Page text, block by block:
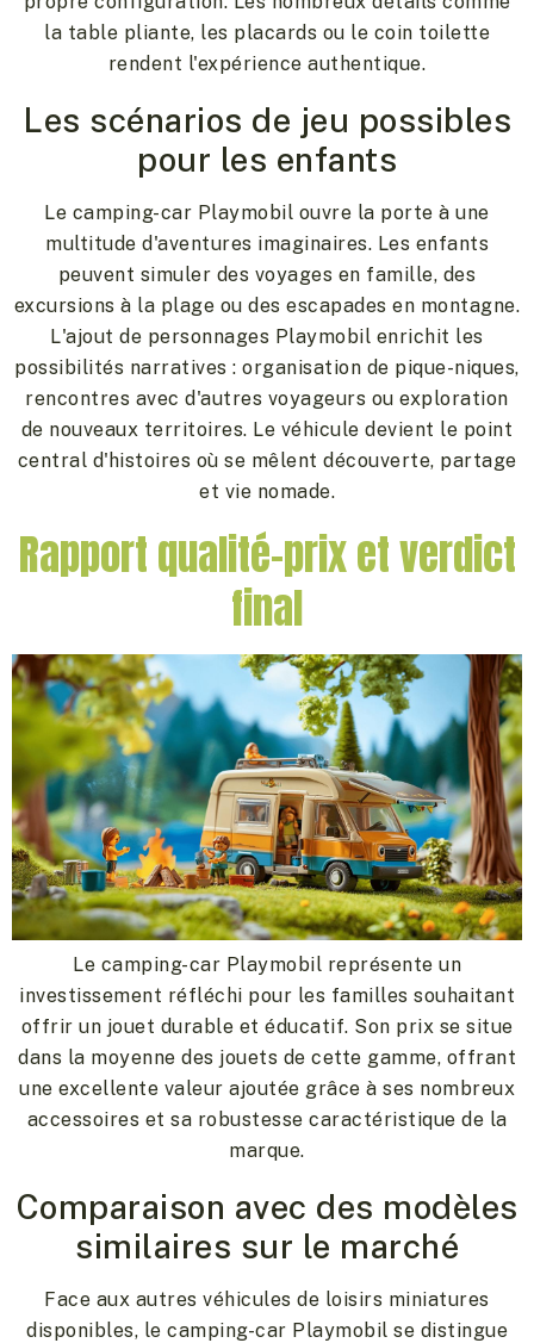
la table pliante, les placards ou le coin toilette
rendent l'expérience authentique.
Les scénarios de jeu possibles
pour les enfants
Le camping-car Playmobil ouvre la porte à une
multitude d'aventures imaginaires. Les enfants
peuvent simuler des voyages en famille, des
excursions à la plage ou des escapades en montagne.
L'ajout de personnages Playmobil enrichit les
possibilités narratives : organisation de pique-niques,
rencontres avec d'autres voyageurs ou exploration
de nouveaux territoires. Le véhicule devient le point
central d'histoires où se mêlent découverte, partage
et vie nomade.
Rapport qualité-prix et verdict
final
Le camping-car Playmobil représente un
investissement réfléchi pour les familles souhaitant
offrir un jouet durable et éducatif. Son prix se situe
dans la moyenne des jouets de cette gamme, offrant
une excellente valeur ajoutée grâce à ses nombreux
accessoires et sa robustesse caractéristique de la
marque.
Comparaison avec des modèles
similaires sur le marché
Face aux autres véhicules de loisirs miniatures
disponibles, le camping-car Playmobil se distingue